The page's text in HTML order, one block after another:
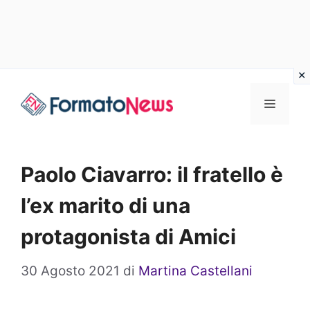
Menu
Paolo Ciavarro: il fratello è
l’ex marito di una
protagonista di Amici
30 Agosto 2021 di Martina Castellani